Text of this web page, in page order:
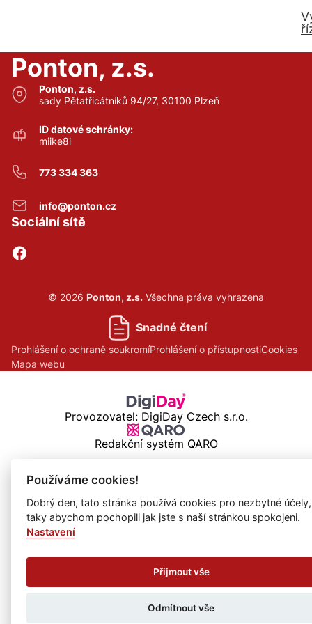
Ponton, z.s.
Ponton, z.s.
sady Pětatřicátníků 94/27, 30100 Plzeň
ID datové schránky:
miike8i
773 334 363
info@ponton.cz
Sociální sítě
© 2026 Ponton, z.s. Všechna práva vyhrazena
Snadné čtení
Prohlášení o ochraně soukromíProhlášení o přístupnostiCookies
Mapa webu
Provozovatel: DigiDay Czech s.r.o.
Redakční systém QARO
Používáme cookies!
Dobrý den, tato stránka používá cookies pro nezbytné
taky abychom pochopili jak jste s naší stránkou spokojeni.
Nastavení
Přijmout vše
Odmítnout vše